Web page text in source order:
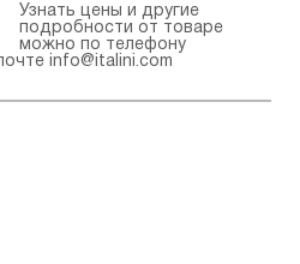
Узнать цены и другие
подробности от товаре
можно по телефону
info@italini.com